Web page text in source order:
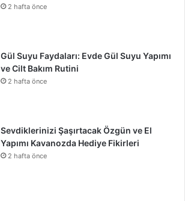
2 hafta önce
Gül Suyu Faydaları: Evde Gül Suyu Yapımı
ve Cilt Bakım Rutini
2 hafta önce
Sevdiklerinizi Şaşırtacak Özgün ve El
Yapımı Kavanozda Hediye Fikirleri
2 hafta önce